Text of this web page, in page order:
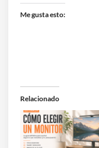
Me gusta esto:
Relacionado